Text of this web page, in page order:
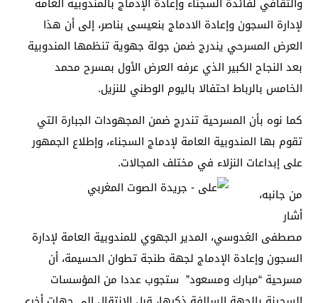
لإدارة السجون وإعادة الادماج بنعيسى بناصر، إلى أن هذا
العرض المسرحي يندرج ضمن جولة جهوية تنظمها المندوبية
بعد النجاح الكبير الذي عرفه العرض الأول بمسرح محمد
الخامس بالرباط احتفالا باليوم الوطني للنزيل.
كما نوه بأن المسرحية تندرج ضمن المجهودات الجبارة التي
تقوم بها المندوبية العامة لإدماج السجناء، وإطلاع الجمهور
على إبداعات النزلاء في مختلف المجالات.
من جانبه،
أشار
مصطفى الغدوسي، المدير الجهوي للمندوبية العامة لإدارة
السجون وإعادة الإدماج لجهة طنجة تطوان الحسيمة، أن
مسرحية “مبارك ومسعود” ستجوب عددا من المؤسسات